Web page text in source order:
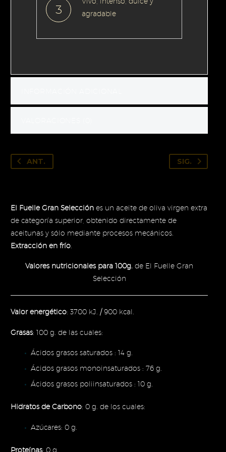
3
agradable
ANT. SIG.
El Fuelle Gran Selección es un aceite de oliva virgen extra
de categoría superior, obtenido directamente de
aceitunas y sólo mediante procesos mecánicos.
Extracción en frío
Valores nutricionales para 100g. de El Fuelle Gran
Selección
Valor energético: 3700 kJ. / 900 kcal.
Grasas: 100 g. de las cuales:
Ácidos grasos saturados : 14 g.
Ácidos grasos monoinsaturados : 76 g.
Ácidos grasos poliinsaturados : 10 g.
Hidratos de Carbono: 0 g. de los cuales:
Azúcares: 0 g.
Proteínas: 0 g.